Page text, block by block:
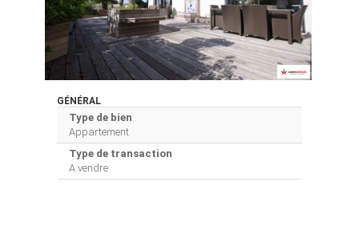
GÉNÉRAL
Type de bien
Appartement
Type de transaction
A vendre